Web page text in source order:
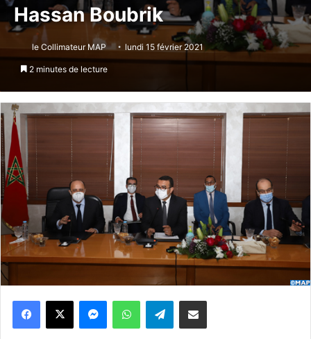
Hassan Boubrik
le Collimateur MAP lundi 15 février 2021
2 minutes de lecture
WhatsApp Telegram